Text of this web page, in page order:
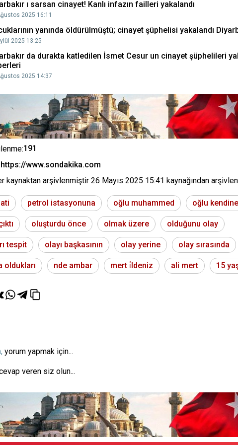
ı sarsan cinayet! Kanlı infazın failleri yakalandı
2025 16:11
yanında öldürülmüştü; cinayet şüphelisi yakalandı
2025 13:25
da durakta katledilen İsmet Cesur un cinayet şüphelileri
2025 14:37
191
https://www.sondakika.com
kaynaktan arşivlenmiştir 26 Mayıs 2025 15:41 kaynağından
petrol istasyonuna oğlu muhammed oğlu kendine
oluşturdu önce olmak üzere olduğunu olay
tespit olayı başkasının olay yerine olay sırasında
oldukları nde ambar mert i̇ldeniz ali mert 15
yorum yapmak için...
veren siz olun...